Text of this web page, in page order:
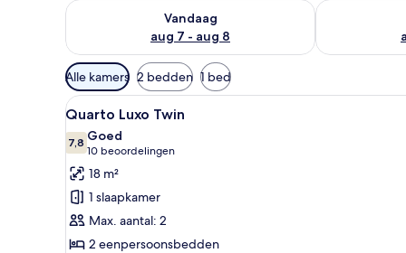
Vandaag
aug 7 - aug 8
De beschikbaarheid controleren voor vanavond aug
De
Beschikbare
filters
voor
kamers
Alle kamers 2 bedden 1 bed
Alle
foto's
voor
Quarto
Luxo
Twin
laden
Een hotelkamer met twee
4
Quarto Luxo Twin
7,87,8 van 10
Goed
10 beoordelingen
(10
beoordelingen)
18 m²
1 slaapkamer
Max. aantal: 2
2 eenpersoonsbedden